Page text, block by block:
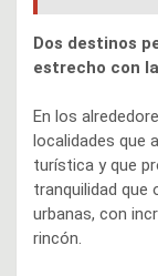
Dos destinos
estrecho con
En los
localidades que
turística y que
tranquilidad que
urbanas, con
rincón.